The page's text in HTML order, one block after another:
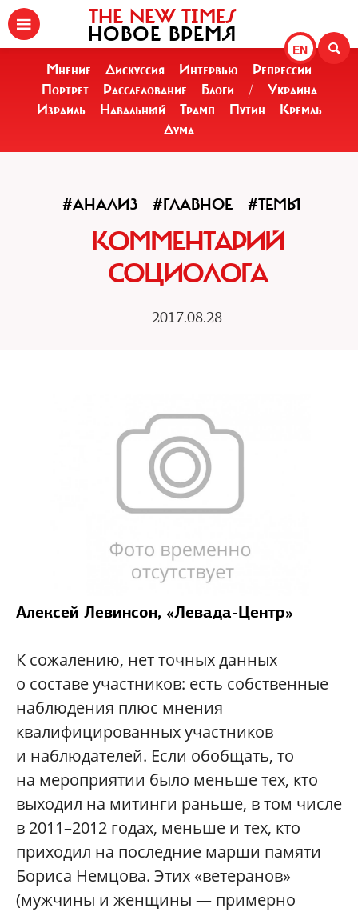
EN
THE NEW TIMES
НОВОЕ ВРЕМЯ
Мнение Дискуссия Интервью
Репрессии
Портрет
Расследование Блоги /
Украина
Израиль
Навальный Трамп Путин
Кремль
Дума
#АНАЛИЗ #ГЛАВНОЕ #ТЕМЫ
КОММЕНТАРИЙ
СОЦИОЛОГА
2017.08.28
Алексей Левинсон, «Левада-Центр»
К сожалению, нет точных данных
о составе участников: есть собственные
наблюдения плюс мнения
квалифицированных участников
и наблюдателей. Если обобщать, то
на мероприятии было меньше тех, кто
выходил на митинги раньше, в том числе
в 2011–2012 годах, меньше и тех, кто
приходил на последние марши памяти
Бориса Немцова. Этих «ветеранов»
(мужчины и женщины — примерно